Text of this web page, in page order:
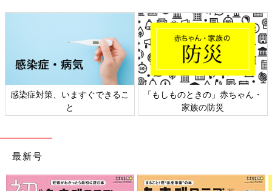
策、いますぐできるこ
「もしものときの」赤ちゃん・
家族の防災
日本外
最新号